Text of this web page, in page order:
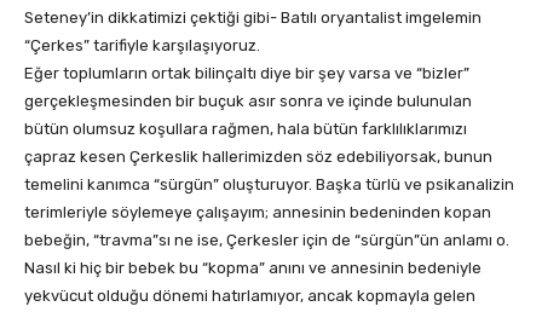
Seteney’in dikkatimizi çektiği gibi- Batılı oryantalist imgelemin
“Çerkes” tarifiyle karşılaşıyoruz.
Eğer toplumların ortak bilinçaltı diye bir şey varsa ve “bizler”
gerçekleşmesinden bir buçuk asır sonra ve içinde bulunulan
bütün olumsuz koşullara rağmen, hala bütün farklılıklarımızı
çapraz kesen Çerkeslik hallerimizden söz edebiliyorsak, bunun
temelini kanımca “sürgün” oluşturuyor. Başka türlü ve psikanalizin
terimleriyle söylemeye çalışayım; annesinin bedeninden kopan
bebeğin, “travma”sı ne ise, Çerkesler için de “sürgün”ün anlamı o.
Nasıl ki hiç bir bebek bu “kopma” anını ve annesinin bedeniyle
yekvücut olduğu dönemi hatırlamıyor, ancak kopmayla gelen